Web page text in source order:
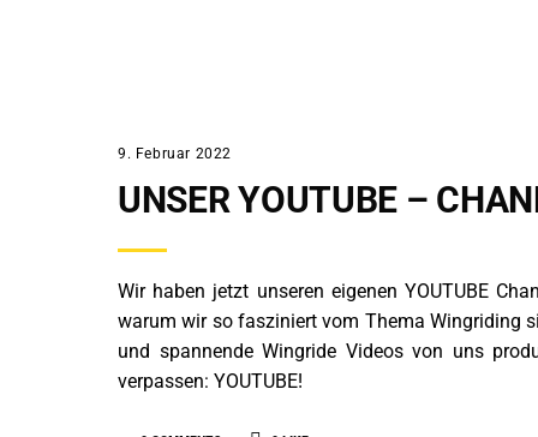
9. Februar 2022
UNSER YOUTUBE –
Wir haben jetzt unseren eigenen YOUTUBE
warum wir so fasziniert vom Thema Wingriding
und spannende Wingride Videos von uns
verpassen: YOUTUBE!